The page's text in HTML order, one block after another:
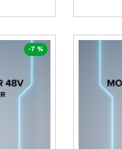
-7 %